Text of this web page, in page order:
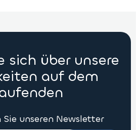
sich über unsere
auf dem
unseren Newsletter